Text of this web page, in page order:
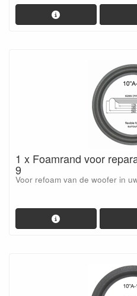
1 x Foamrand voor
9
Voor refoam van de woofer in